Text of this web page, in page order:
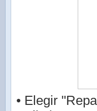
• Elegir